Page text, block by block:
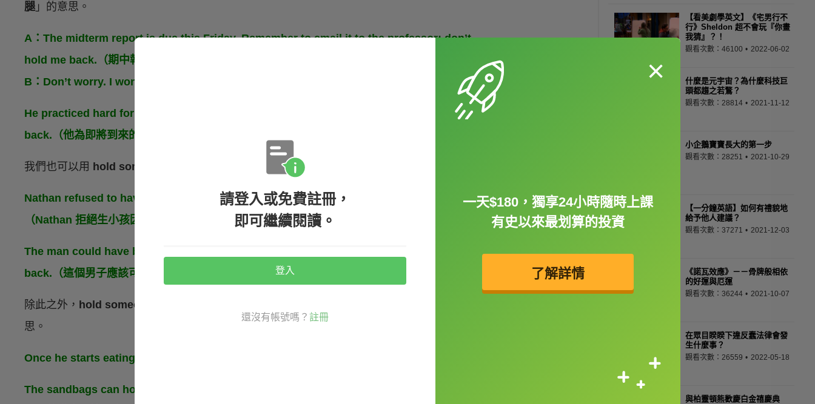
腿」的意思。
A：The midterm report is due this Friday. Remember to email it to the professor; don’t
hold me back.（期中報告這個禮拜五截止。記得把它寄給教授，不要扯我後腿。）
B：Don’t worry. I won’t forget.（不要擔心。我不會忘記的。）
He practiced hard for the upcoming basketball game for fear that he would hold the team
back.（他為即將到來的籃球比賽認真練習，深怕會扯了團隊的後腿。）
我們也可以用 hold something back 阻礙…的發展
Nathan refused to have children because he thought that it would hold his career back.
（Nathan 拒絕生小孩因為他覺得會阻礙他事業的發展。）
The man could have been more successful, but the economic crisis held his company
back.（這個男子應該可以更成功，但經融危機阻礙了他公司的發展。）
除此之外， hold someone / something back
思。
Once he starts eating, there’s no holding him back.（當他一開始吃東西就無法阻止他了。）
The sandbags can hold the flood back for a while after the pouring rain.（大雨過後，沙袋
【看美劇學英文】《宅男行不
行》Sheldon 超不會玩『你畫
我猜』？！
觀看次數：46100 2022-06-02
什麼是元宇宙？為什麼科技巨
頭都趨之若鶩？
觀看次數：28814 2021-11-12
小企鵝寶寶長大的第一步
觀看次數：28251 2021-10-29
【一分鐘英語】如何有禮貌地
給予他人建議？
觀看次數：37271 2021-12-03
《諾瓦效應》－－骨牌般相依
的好運與厄運
觀看次數：36244 2021-10-07
在眾目睽睽下違反蠢法律會發
生什麼事？
觀看次數：26559 2022-05-18
與柏靈頓熊歡慶白金禧慶典
×
請登入或免費註冊，
即可繼續閱讀。
登入
還沒有帳號嗎？ 註冊
一天$180，獨享24小時隨時上課
有史以來最划算的投資
了解詳情